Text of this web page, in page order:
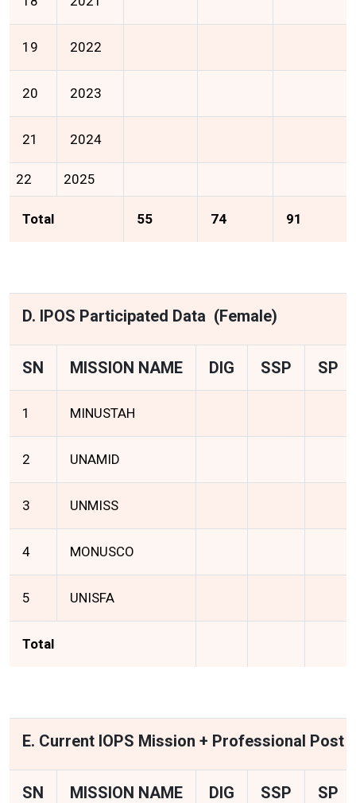
19 2022
20 2023
21 2024
22 2025
Total 55 74 91
D. IPOS Participated Data (Female)
SN MISSION NAME DIG SSP SP
1 MINUSTAH
2 UNAMID
3 UNMISS
4 MONUSCO
5 UNISFA
Total
E. Current IOPS Mission + Professional Post
SN MISSION NAME DIG SSP SP